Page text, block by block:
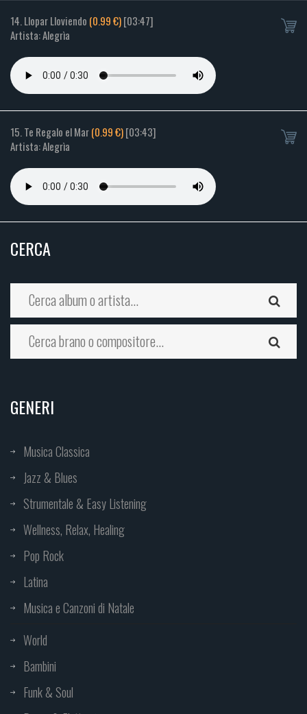
14. Llopar Lloviendo (0.99 €)[03:47]
Artista: Alegrìa
15. Te Regalo el Mar(0.99 €)[03:43]
Artista: Alegrìa
CERCA
GENERI
Musica Classica
Jazz & Blues
Strumentale & Easy Listening
Wellness, Relax, Healing
Pop Rock
Latina
Musica e Canzoni di Natale
World
Bambini
Funk & Soul